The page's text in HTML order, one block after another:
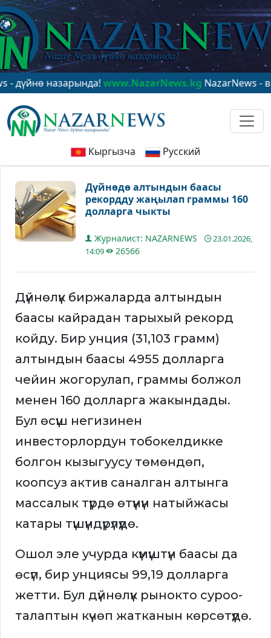
назарында!www.NazarNews.kgNazarNews - в
Кыргызча Русский
Дүйнөдө алтындын баасы
рекордду жаңылап граммы 160
долларга чыкты
Журналист: NAZARNEWS
23.01.2026,
14:09
26566
Дүйнөлүк биржаларда алтындын
баасы кайрадан тарыхый рекорд
койду. Бир унция (31,103 грамм)
алтындын баасы 4955 долларга
чейин жогорулап, граммы болжол
менен 160 долларга жакындады.
Бул өсүш негизинен
инвесторлордун тобокелдикке
болгон кызыгуусу төмөндөп,
коопсуз актив саналган алтынга
массалык түрдө өтүүнүн натыйжасы
катары түшүндүрүлүүдө.
Ошол эле учурда күмүштүн баасы да
өсүп, бир унциясы 99,19 долларга
жетти. Бул дүйнөлүк рынокто суроо-
талаптын күчөп жатканын көрсөтүүдө.